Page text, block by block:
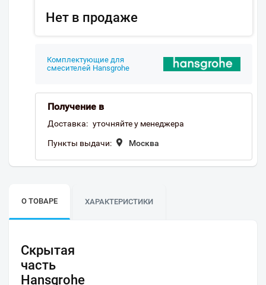
Нет в продаже
Комплектующие для
смесителей Hansgrohe
Получение в
Доставка: уточняйте у менеджера
Пункты выдачи: Москва
О ТОВАРЕ ХАРАКТЕРИСТИКИ
Скрытая
часть
Hansgrohe